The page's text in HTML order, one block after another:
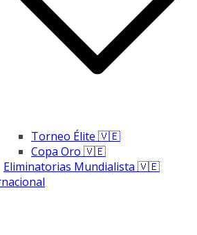
Torneo Élite 🇻🇪
Copa Oro 🇻🇪
Eliminatorias Mundialista 🇻🇪